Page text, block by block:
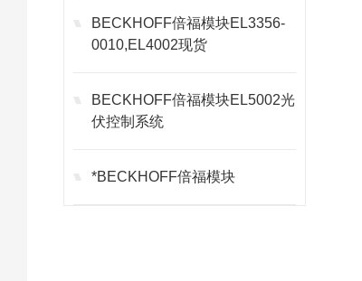
BECKHOFF倍福模块EL3356-
0010,EL4002现货
BECKHOFF倍福模块EL5002光
伏控制系统
*BECKHOFF倍福模块